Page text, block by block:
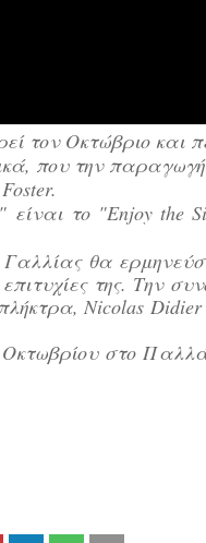
τον Οκτώβριο και
που την παραγωγή
το "Enjoy the
θα
της. Την
Nicolas
στο